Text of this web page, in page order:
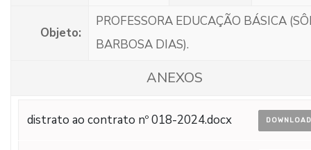
Objeto:
PROFESSORA EDUCAÇÃO BÁSICA
BARBOSA DIAS).
ANEXOS
distrato ao contrato nº 018-2024.docx DOWNLOAD